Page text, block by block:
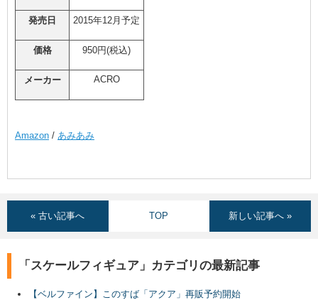
発売日 2015年12月予定
価格 950円(税込)
メーカー ACRO
Amazon / あみあみ
« 古い記事へ TOP 新しい記事へ »
「スケールフィギュア」カテゴリの最新記事
【ベルファイン】このすば「アクア」再販予約開始